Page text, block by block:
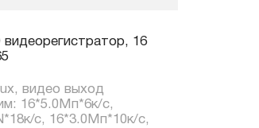
видеорегистратор, 16
видео выход
16*5.0Мп*6к/c,
с, 16*3.0Мп*10к/c,